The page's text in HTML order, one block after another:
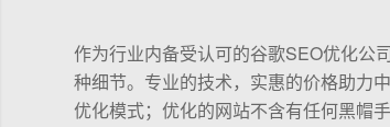
作为行业内备受认可的谷歌SEO优化公
种细节。专业的技术，实惠的价格助力
优化模式；优化的网站不含有任何黑帽